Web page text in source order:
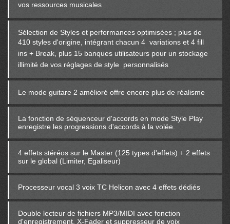
vos ressources musicales
Sélection de Styles et performances optimisées ; plus de
410 styles d'origine, intégrant chacun 4 variations et 4 fill
ins + Break, plus 15 banques utilisateurs pour un stockage
illimité de vos réglages de style
personnalisés
Le mode guitare 2 amélioré offre encore plus de réalisme
La fonction de séquenceur d'accords en mode Style Play
enregistre les progressions d'accords à la volée.
4 effets stéréos sur le Master (125 types d'effets) + 2 effets
sur le global (Limiter, Egaliseur)
Processeur vocal 3 voix TC Helicon avec 4 effets dédiés
Double lecteur de fichiers MP3/MIDI avec fonction
d'enregistrement, X-Fader et suppresseur de voix